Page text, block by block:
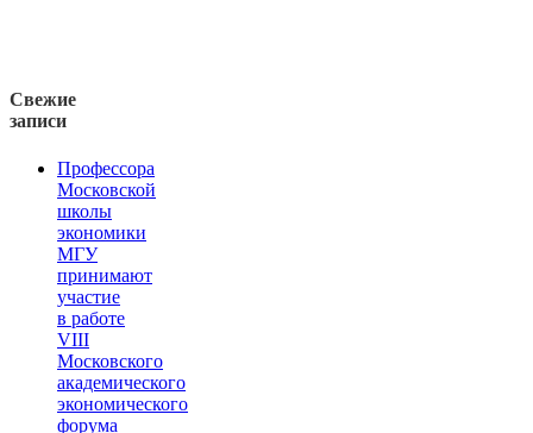
Свежие
записи
Профессора
Московской
школы
экономики
МГУ
принимают
участие
в работе
VIII
Московского
академического
экономического
форума